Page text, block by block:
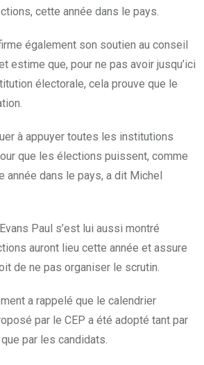
cette année dans le pays.
également son soutien au conseil
estime que, pour ne pas avoir jusqu’ici
électorale, cela prouve que le
à appuyer toutes les institutions
que les élections puissent, comme
année dans le pays, a dit Michel
Paul s’est lui aussi montré
auront lieu cette année et assure
de ne pas organiser le scrutin.
a rappelé que le calendrier
par le CEP a été adopté tant par
par les candidats.